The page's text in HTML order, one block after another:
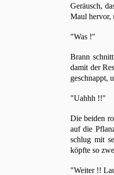
Geräusch,
Maul hervor,
"Was !"
Brann
damit der
geschnappt,
"Uahhh !!"
Die beiden
auf die
schlug mit
köpfte so
"Weiter !!